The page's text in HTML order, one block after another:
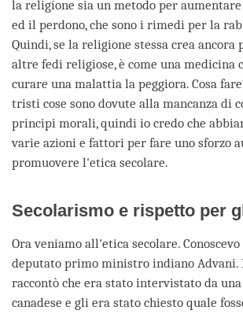
la religione sia un metodo per aumentare
ed il perdono, che sono i rimedi per la
Quindi, se la religione stessa crea ancora
altre fedi religiose, è come una medicina
curare una malattia la peggiora. Cosa
tristi cose sono dovute alla mancanza di
principi morali, quindi io credo che
varie azioni e fattori per fare uno sforzo
promuovere l'etica secolare.
Secolarismo e rispetto per
Ora veniamo all'etica secolare.
deputato primo ministro indiano Advani.
raccontò che era stato intervistato da
canadese e gli era stato chiesto quale